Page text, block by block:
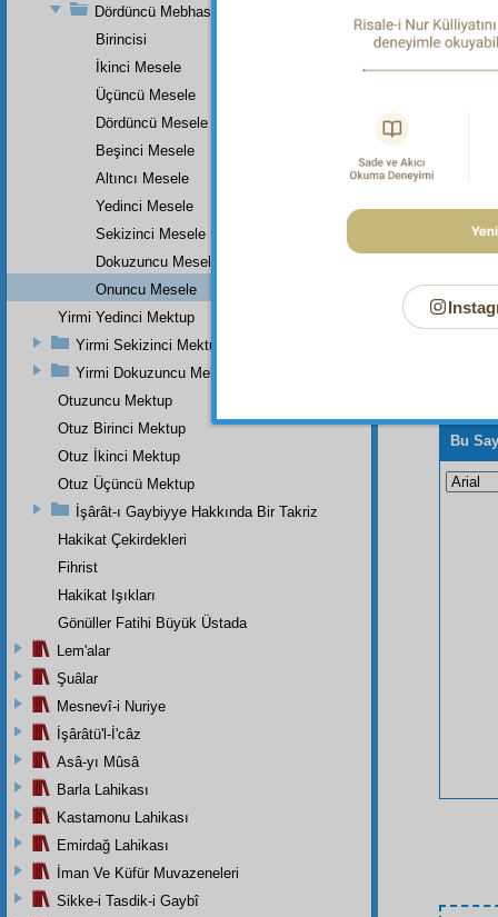
Bu
Dördüncü Mebhas
Birincisi
İkinci Mesele
Üçüncü Mesele
Dördüncü Mesele
Beşinci Mesele
Altıncı Mesele
Yedinci Mesele
Sekizinci Mesele
Dokuzuncu Mesele
Onuncu Mesele
Yirmi Yedinci Mektup
Yirmi Sekizinci Mektup
Yirmi Dokuzuncu Mektup
Otuzuncu Mektup
Otuz Birinci Mektup
Otuz İkinci Mektup
Otuz Üçüncü Mektup
İşârât-ı Gaybiyye Hakkında Bir Takriz
Hakikat Çekirdekleri
Fihrist
Hakikat Işıkları
Gönüller Fatihi Büyük Üstada
Lem'alar
Şuâlar
Mesnevî-i Nuriye
İşârâtü'l-İ'câz
Asâ-yı Mûsâ
Barla Lahikası
Kastamonu Lahikası
Emirdağ Lahikası
İman Ve Küfür Muvazeneleri
Sikke-i Tasdik-i Gaybî